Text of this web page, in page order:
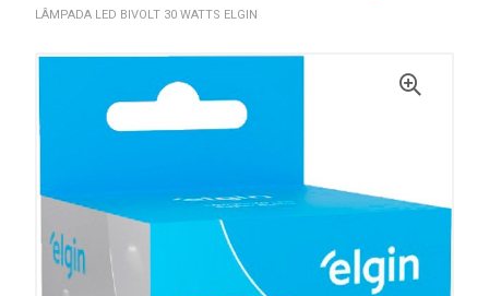
LÂMPADA LED BIVOLT 30 WATTS ELGIN